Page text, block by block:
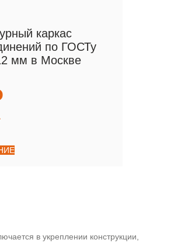
каркас
по ГОСТу
мм в Москве
в укреплении конструкции,